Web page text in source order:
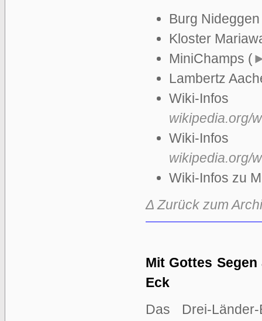
Burg
Kloster
MiniChamps (
Lambertz
Wiki-
wikipedia.org/
Wiki-
wikipedia.org/
Wiki-Infos zu
Δ Zurück zum
Mit Gottes
Eck
Das Drei-